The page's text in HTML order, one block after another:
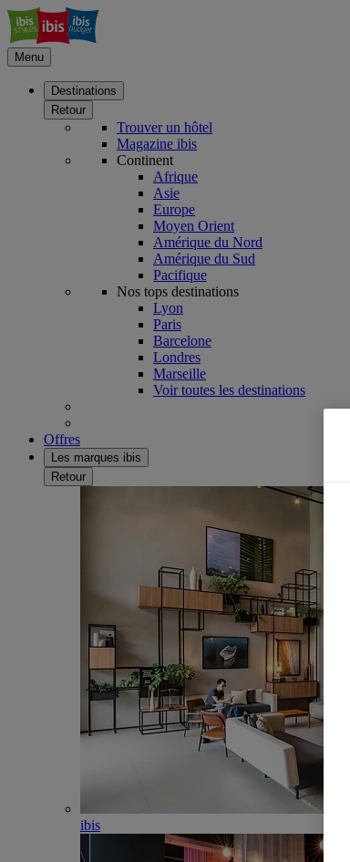
Menu
Destinations
Retour
Trouver un hôtel
Magazine ibis
Continent
Afrique
Asie
Europe
Moyen Orient
Amérique du Nord
Amérique du Sud
Pacifique
Nos tops destinations
Lyon
Paris
Barcelone
Londres
Marseille
Voir toutes les destinations
Offres
Les marques ibis
Retour
ibis